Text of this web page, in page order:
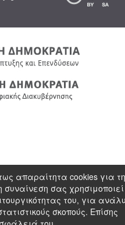
απαραίτητα cookies για
συναίνεση σας χρησιμοποιεί
του, για
σκοπούς. Επίσης